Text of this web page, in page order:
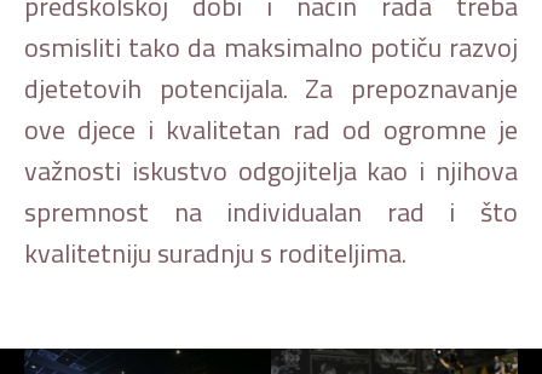
osmisliti tako da maksimalno potiču razvoj
djetetovih potencijala. Za prepoznavanje
ove djece i kvalitetan rad od ogromne je
važnosti iskustvo odgojitelja kao i njihova
spremnost na individualan rad i što
kvalitetniju suradnju s roditeljima.